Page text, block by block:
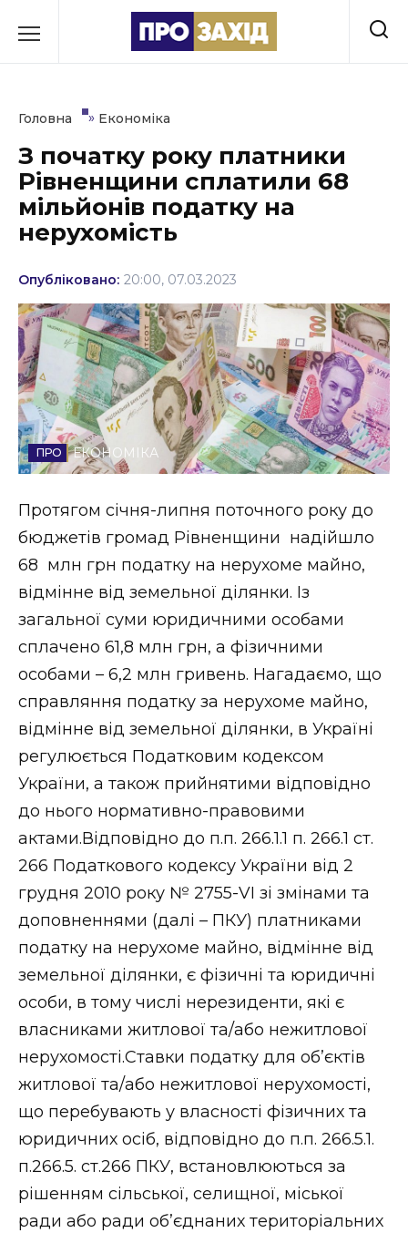
до
Культура
Освіта
Політика
Соціум
Спорт
Стиль життя
Втрачений Ужгород
Втрачений Ужгород (відеоверсія)
ЗАКАРПАТСЬКІ НОВИНИ
НОВИНИ ЗАХІДНОЇ УКРАЇНИ
ФОТО
Головна » Економіка
З початку року платники
Рівненщини сплатили 68
мільйонів податку на
нерухомість
Опубліковано: 20:00, 07.03.2023
ЕКОНОМІКА
Протягом січня-липня поточного року до
бюджетів громад Рівненщини надійшло
68 млн грн податку на нерухоме майно,
відмінне від земельної ділянки. Із
загальної суми юридичними особами
сплачено 61,8 млн грн, а фізичними
особами – 6,2 млн гривень. Нагадаємо, що
справляння податку за нерухоме майно,
відмінне від земельної ділянки, в Україні
регулюється Податковим кодексом
України, а також прийнятими відповідно
до нього нормативно-правовими
актами.Відповідно до п.п. 266.1.1 п. 266.1 ст.
266 Податкового кодексу України від 2
грудня 2010 року № 2755-VI зі змінами та
доповненнями (далі – ПКУ) платниками
податку на нерухоме майно, відмінне від
земельної ділянки, є фізичні та юридичні
особи, в тому числі нерезиденти, які є
власниками житлової та/або нежитлової
нерухомості.Ставки податку для об’єктів
житлової та/або нежитлової нерухомості,
що перебувають у власності фізичних та
юридичних осіб, відповідно до п.п. 266.5.1.
п.266.5. ст.266 ПКУ, встановлюються за
рішенням сільської, селищної, міської
ради або ради об’єднаних територіальних